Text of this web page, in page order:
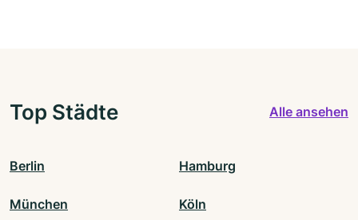
Top Städte Alle ansehen
Berlin Hamburg
München Köln